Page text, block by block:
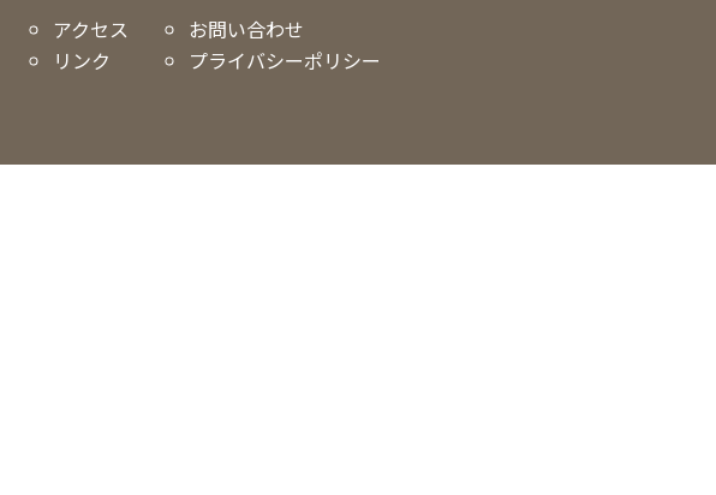
アクセス
リンク
お問い合わせ
プライバシーポリシー